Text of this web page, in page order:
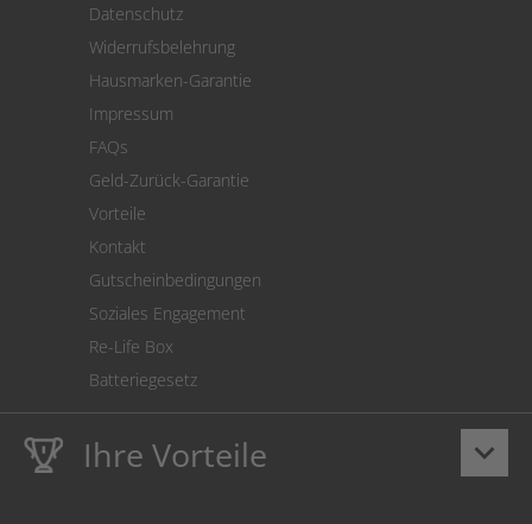
Cookie Einstellungen
Datenschutz
Widerrufsbelehrung
Hausmarken-Garantie
Impressum
FAQs
Geld-Zurück-Garantie
Vorteile
Kontakt
Gutscheinbedingungen
Soziales Engagement
Re-Life Box
Batteriegesetz
keyboard_arrow_down
Ihre Vorteile